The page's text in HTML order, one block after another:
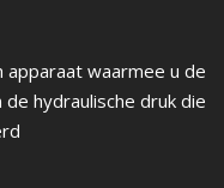
waarmee u de
hydraulische druk die